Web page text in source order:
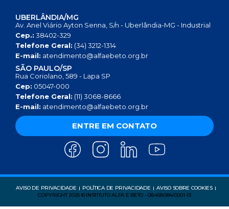
UBERLÂNDIA/MG
Av. Anel Viário Ayton Senna, S/n - Uberlândia-MG - Industrial
Cep.: 38402-329
Telefone Geral: (34) 3212-1314
E-mail: atendimento@alfaebeto.org.br
SÃO PAULO/SP
Rua Coriolano, 589 - Lapa SP
Cep: 05047-000
Telefone Geral: (11) 3068-8666
E-mail: atendimento@alfaebeto.org.br
ENTRE EM CONTATO
AVISO DE PRIVACIDADE POLÍTICA DE PRIVACIDADE
AVISO SOBRE COOKIES
COPYRIGHT 2025 © INSTITUTO ALFA E BETO - 08.458.084/0001-13